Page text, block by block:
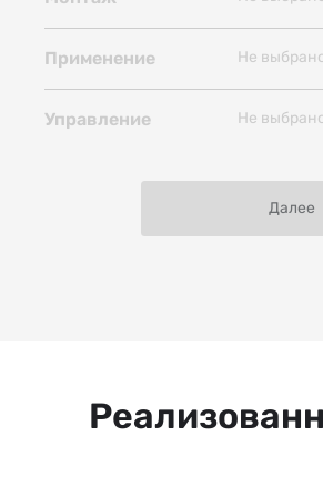
Применение Не
Управление Не
Далее